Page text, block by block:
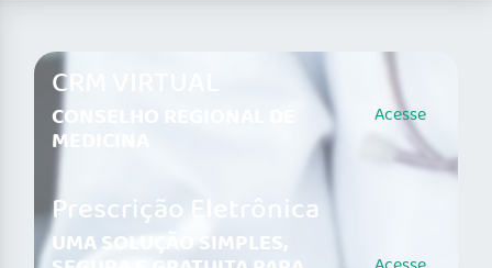
CRM VIRTUAL
CONSELHO REGIONAL DE
MEDICINA
Acesse
Prescrição Eletrônica
UMA SOLUÇÃO SIMPLES,